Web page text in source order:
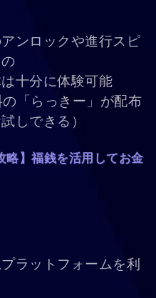
ンロックや進行スピ
十分に体験可能
の「らっきー」が配布
しできる）
略】福銭を活用してお金
ラットフォームを利